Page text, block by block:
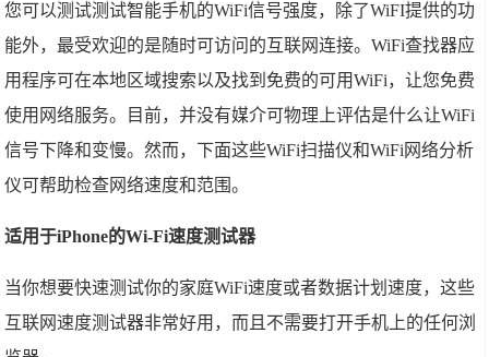
您可以测试测试智能手机的WiFi信号强度，除了WiFI提供的功
能外，最受欢迎的是随时可访问的互联网连接。WiFi查找器应
用程序可在本地区域搜索以及找到免费的可用WiFi，让您免费
使用网络服务。目前，并没有媒介可物理上评估是什么让WiFi
信号下降和变慢。然而，下面这些WiFi扫描仪和WiFi网络分析
仪可帮助检查网络速度和范围。
适用于iPhone的Wi-Fi速度测试器
当你想要快速测试你的家庭WiFi速度或者数据计划速度，这些
互联网速度测试器非常好用，而且不需要打开手机上的任何浏